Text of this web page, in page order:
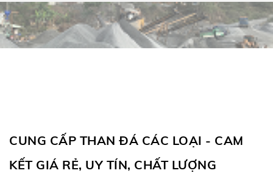
CUNG CẤP THAN ĐÁ CÁC LOẠI - CAM
KẾT GIÁ RẺ, UY TÍN, CHẤT LƯỢNG